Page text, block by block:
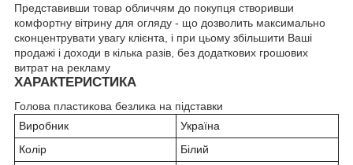
Представивши товар обличчям до покупця створивши
комфортну вітрину для огляду - що дозволить максимально
сконцентрувати увагу клієнта, і при цьому збільшити Ваші
продажі і доходи в кілька разів, без додаткових грошових
витрат на рекламу
ХАРАКТЕРИСТИКА
Голова пластикова безлика на підставки
Виробник
Україна
Колір
Білий